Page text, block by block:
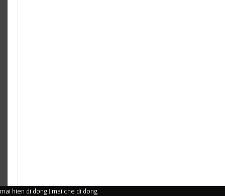
mai hien di dong | mai che di dong